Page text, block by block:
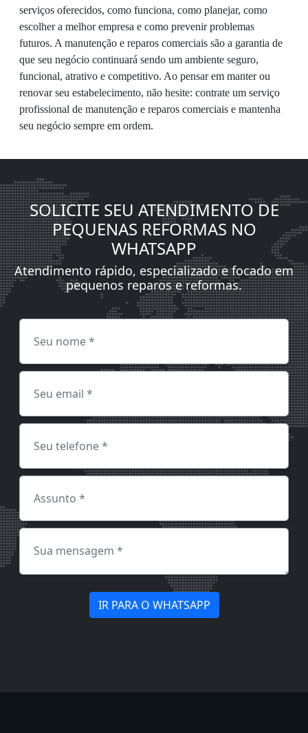
serviços oferecidos, como funciona, como planejar, como
escolher a melhor empresa e como prevenir problemas
futuros. A manutenção e reparos comerciais são a garantia de
que seu negócio continuará sendo um ambiente seguro,
funcional, atrativo e competitivo. Ao pensar em manter ou
renovar seu estabelecimento, não hesite: contrate um serviço
profissional de manutenção e reparos comerciais e mantenha
seu negócio sempre em ordem.
SOLICITE SEU ATENDIMENTO DE
PEQUENAS REFORMAS NO
WHATSAPP
Atendimento rápido, especializado e focado em
pequenos reparos e reformas.
IR PARA O WHATSAPP